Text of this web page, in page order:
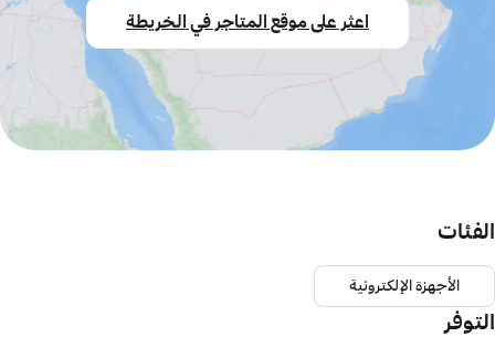
اعثر على موقع المتاجر في الخريطة
الفئات
الأجهزة الإلكترونية
التوفر